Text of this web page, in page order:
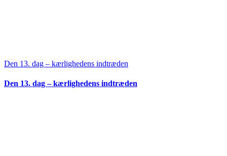
Den 13. dag – kærlighedens indtræden
Den 13. dag – kærlighedens indtræden